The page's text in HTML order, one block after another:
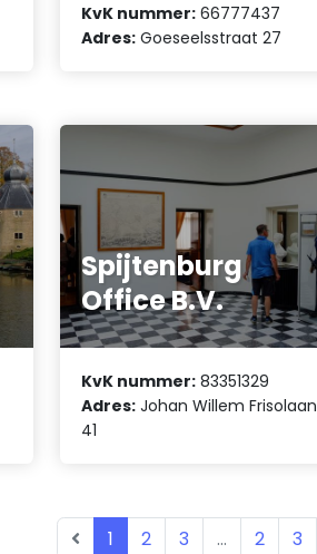
KvK nummer: 66777437
Adres: Goeseelsstraat 27
Spijtenburg
Office B.V.
KvK nummer: 83351329
Adres: Johan Willem Frisolaan
41
1 2 3 ... 2 3